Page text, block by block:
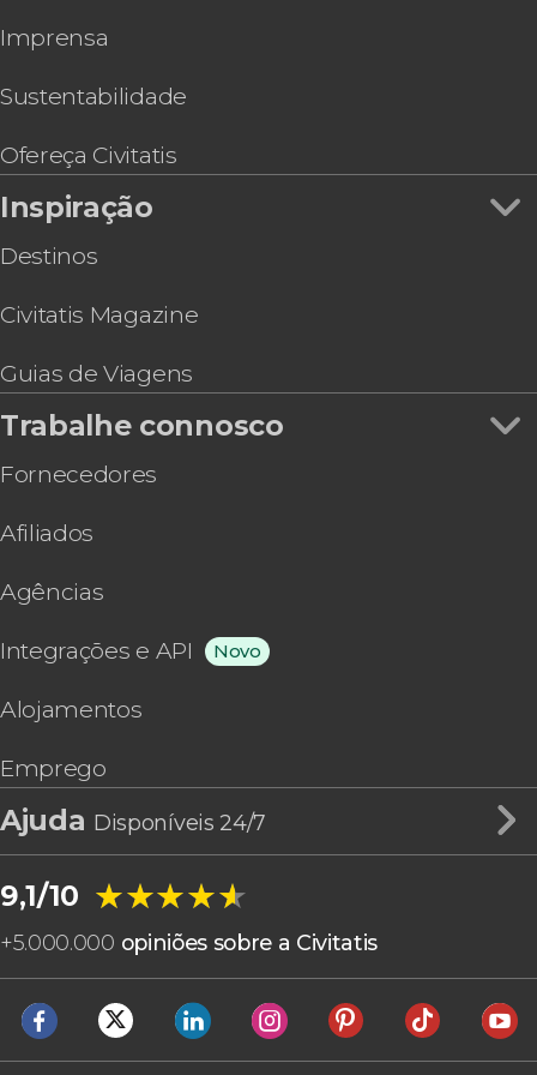
Tour de quadriciclo em Arraial do Cabo
Transfer à Ilha Grande
Imprensa
Sustentabilidade
Ofereça Civitatis
Inspiração
Destinos
Civitatis Magazine
Guias de Viagens
Trabalhe connosco
Fornecedores
Afiliados
Agências
Integrações e API Novo
Alojamentos
Emprego
Ajuda Disponíveis 24/7
9,1/10 ★★★★★
★★★★★
+5.000.000 opiniões sobre a Civitatis